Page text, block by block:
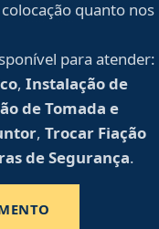
quanto nos
para atender:
, Instalação de
de Tomada e
, Trocar Fiação
de Segurança.